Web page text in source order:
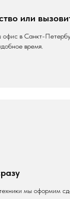
или
в Санкт-
время.
мы оформим